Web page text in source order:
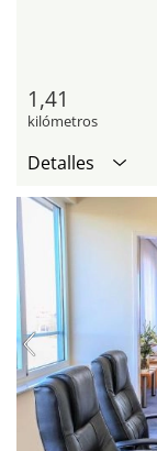
1,41
kilómetros
Detalles